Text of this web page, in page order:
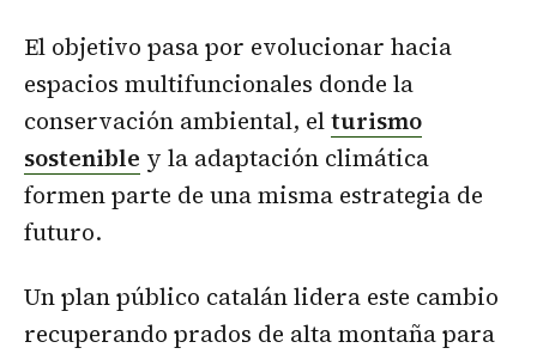
El objetivo pasa por evolucionar hacia
espacios multifuncionales donde la
conservación ambiental, elturismo
sostenible y la adaptación climática
formen parte de una misma estrategia de
futuro.
Un plan público catalán lidera este cambio
recuperando prados de alta montaña para